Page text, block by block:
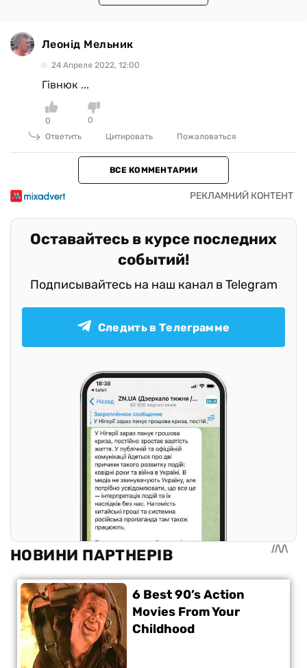
Леонід Мельник
24 Апреля 2022, 12:00
Гівнюк ...
0
0
Ответить
Цитировать Пожаловаться
ВСЕ КОММЕНТАРИИ
Оставайтесь в курсе последних
событий!
Подписывайтесь на наш канал в Telegram
Следить в Телеграмме